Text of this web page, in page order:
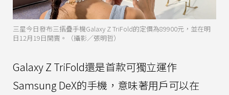
三星今日發布三摺疊手機Galaxy Z TriFold的定價為89900元，並在明
日12月19日開賣。（攝影／張明哲）
Galaxy Z TriFold還是首款可獨立運作
Samsung DeX的手機，意味著用戶可以在